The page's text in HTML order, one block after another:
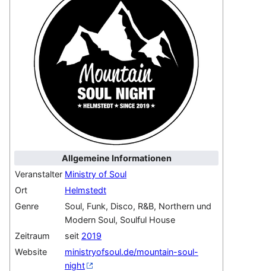
Allgemeine Informationen
Veranstalter Ministry of Soul
Ort
Helmstedt
Genre
Soul, Funk, Disco, R&B, Northern und
Modern Soul, Soulful House
Zeitraum
seit 2019
Website
ministryofsoul.de/mountain-soul-
night